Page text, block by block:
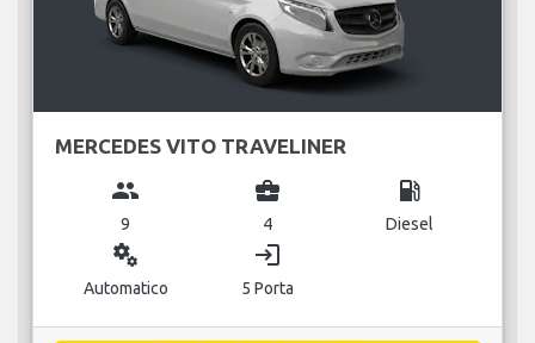
MERCEDES VITO TRAVELINER
group
9
business_center
4
local_gas_station
Diesel
miscellaneous_services
Automatico
login
5 Porta